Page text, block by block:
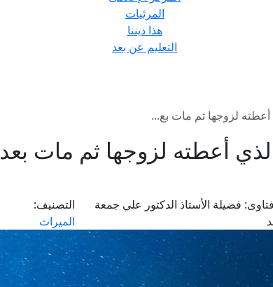
المرئيات
هذا ديننا
التعليم عن بعد
لزوجها ثم مات بع...
أعطته لزوجها ثم مات بعد
فضيلة الأستاذ الدكتور علي جمعة
التصنيف:
الميراث